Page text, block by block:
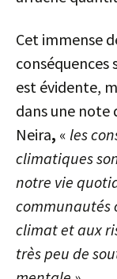
Cet immense
conséquences
est évidente,
dans une note
Neira, « les
climatiques
notre vie
communautés
climat et aux
très peu de